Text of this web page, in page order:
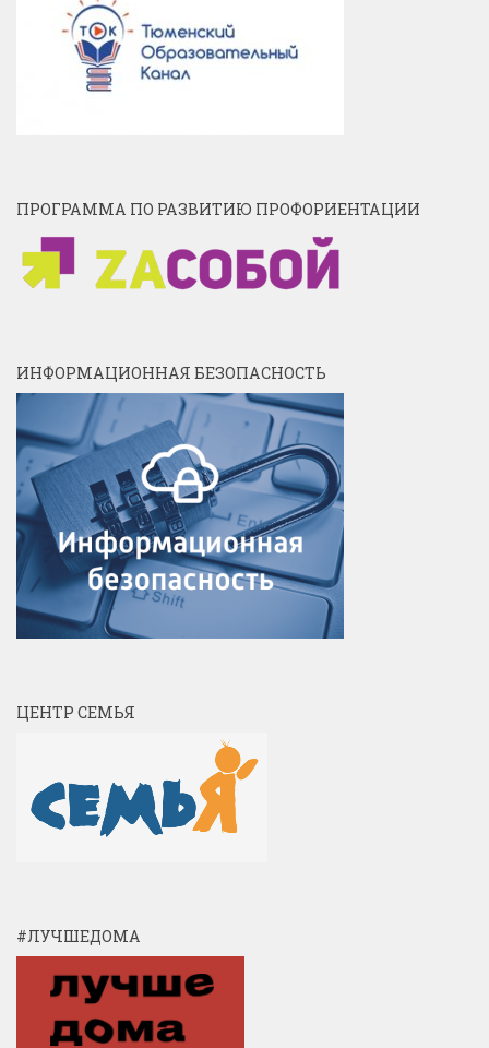
ПРОГРАММА ПО РАЗВИТИЮ ПРОФОРИЕНТАЦИИ
ИНФОРМАЦИОННАЯ БЕЗОПАСНОСТЬ
ЦЕНТР СЕМЬЯ
#ЛУЧШЕДОМА